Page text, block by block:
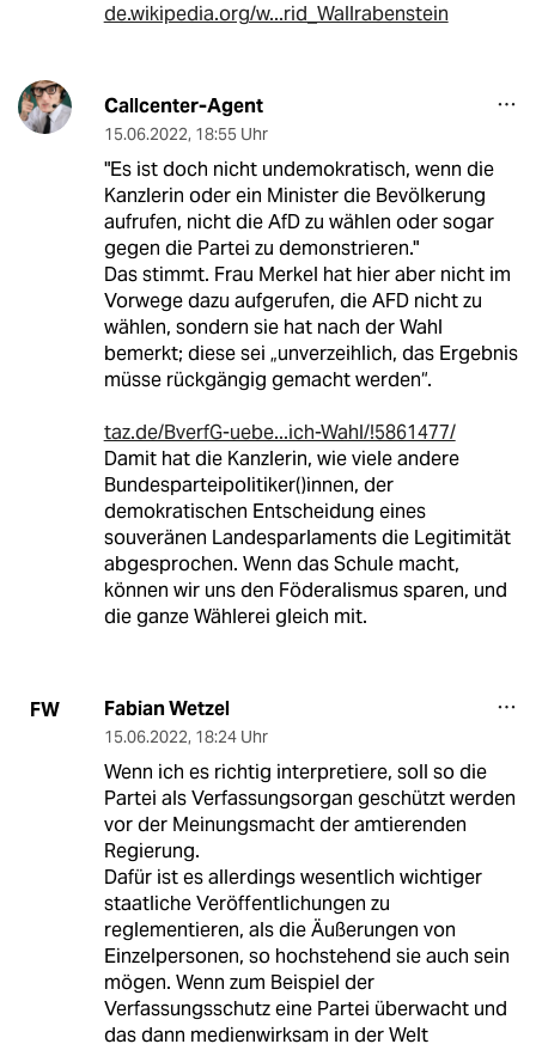
de.wikipedia.org/w...rid_Wallrabenstein
Callcenter-Agent
15.06.2022, 18:55 Uhr
"Es ist doch nicht undemokratisch, wenn die
Kanzlerin oder ein Minister die Bevölkerung
aufrufen, nicht die AfD zu wählen oder sogar
gegen die Partei zu demonstrieren."
Das stimmt. Frau Merkel hat hier aber nicht im
Vorwege dazu aufgerufen, die AFD nicht zu
wählen, sondern sie hat nach der Wahl
bemerkt; diese sei „unverzeihlich, das Ergebnis
müsse rückgängig gemacht werden“.
taz.de/BverfG-uebe...ich-Wahl/!5861477/
Damit hat die Kanzlerin, wie viele andere
Bundesparteipolitiker()innen, der
demokratischen Entscheidung eines
souveränen Landesparlaments die Legitimität
abgesprochen. Wenn das Schule macht,
können wir uns den Föderalismus sparen, und
die ganze Wählerei gleich mit.
FW Fabian Wetzel
15.06.2022, 18:24 Uhr
Wenn ich es richtig interpretiere, soll so die
Partei als Verfassungsorgan geschützt werden
vor der Meinungsmacht der amtierenden
Regierung.
Dafür ist es allerdings wesentlich wichtiger
staatliche Veröffentlichungen zu
reglementieren, als die Äußerungen von
Einzelpersonen, so hochstehend sie auch sein
mögen. Wenn zum Beispiel der
Verfassungsschutz eine Partei überwacht und
das dann medienwirksam in der Welt